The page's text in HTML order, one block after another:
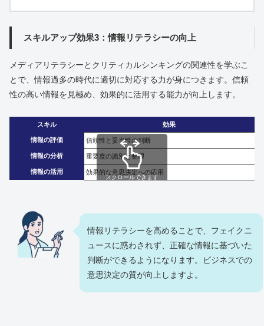
スキルアップ効果3：情報リテラシーの向上
メディアリテラシーとクリティカルシンキングの関連性を学ぶこ
とで、情報過多の時代に適切に対応する力が身につきます。信頼
性の高い情報を見極め、効果的に活用する能力が向上します。
スキル 効果
情報の評価 信頼性と妥当性の判断
情報の分析 重要度の識別と整理
情報の活用 効果的な意思決定への応用
スクロールできます
情報リテラシーを高めることで、フェイクニ
ュースに惑わされず、正確な情報に基づいた
判断ができるようになります。ビジネスでの
意思決定の質が向上しますよ。